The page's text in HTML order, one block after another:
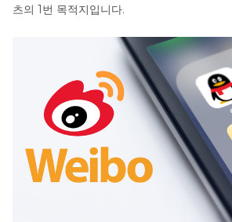
츠의 1번 목적지입니다.